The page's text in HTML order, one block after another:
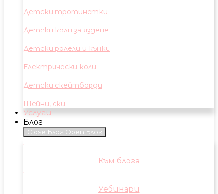
Детски тротинетки
Детски коли за яздене
Детски ролели и кънки
Електрически коли
Детски скейтборди
Шейни, ски
Услуги
Блог
Close Блог Open Блог
Към блога
Уебинари